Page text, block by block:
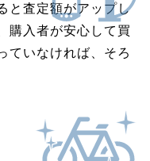
と査定額がアップし
購入者が安心して買
ていなければ、そろ